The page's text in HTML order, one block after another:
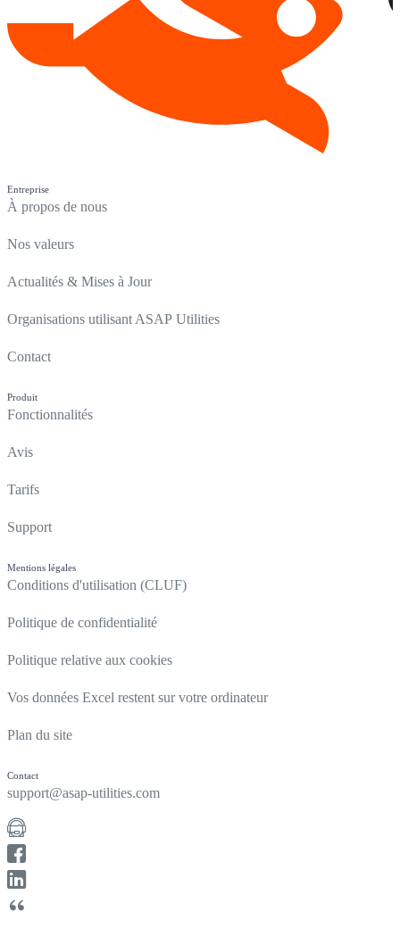
Entreprise
À propos de nous
Nos valeurs
Actualités & Mises à Jour
Organisations utilisant ASAP Utilities
Contact
Produit
Fonctionnalités
Avis
Tarifs
Support
Mentions légales
Conditions d'utilisation (CLUF)
Politique de confidentialité
Politique relative aux cookies
Vos données Excel restent sur votre ordinateur
Plan du site
Contact
support@asap-utilities.com